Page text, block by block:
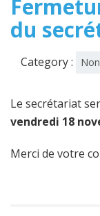
du
Category :
Le secrétariat
vendredi 18
Merci de votre